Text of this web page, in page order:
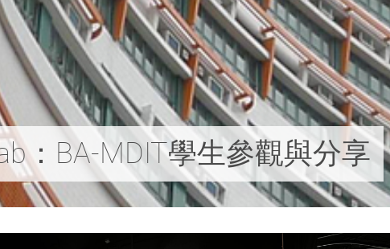
：BA-MDIT學生參觀與分享